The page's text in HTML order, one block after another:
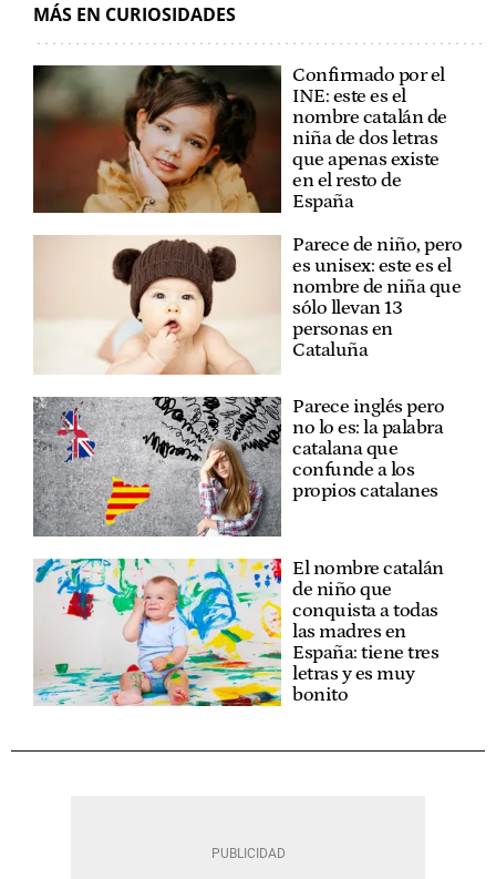
MÁS EN CURIOSIDADES
Confirmado por el
INE: este es el
nombre catalán de
niña de dos letras
que apenas existe
en el resto de
España
Parece de niño, pero
es unisex: este es el
nombre de niña que
sólo llevan 13
personas en
Cataluña
Parece inglés pero
no lo es: la palabra
catalana que
confunde a los
propios catalanes
El nombre catalán
de niño que
conquista a todas
las madres en
España: tiene tres
letras y es muy
bonito